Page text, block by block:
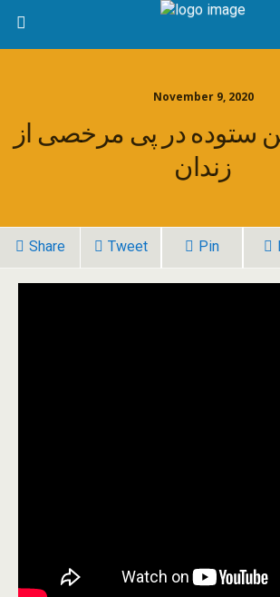
November 9, 2020
ستوده در پی مرخصی از
زندان
Share Tweet Pin